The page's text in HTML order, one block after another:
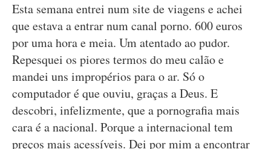
Esta semana entrei num site de viagens e achei
que estava a entrar num canal porno. 600 euros
por uma hora e meia. Um atentado ao pudor.
Repesquei os piores termos do meu calão e
mandei uns impropérios para o ar. Só o
computador é que ouviu, graças a Deus. E
descobri, infelizmente, que a pornografia mais
cara é a nacional. Porque a internacional tem
preços mais acessíveis. Dei por mim a encontrar